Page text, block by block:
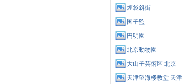
煙袋斜街
国子監
円明園
北京動物園
大山子芸術区 北京
天津望海楼教堂 天津